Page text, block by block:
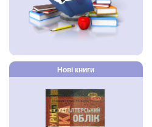
Нові книги